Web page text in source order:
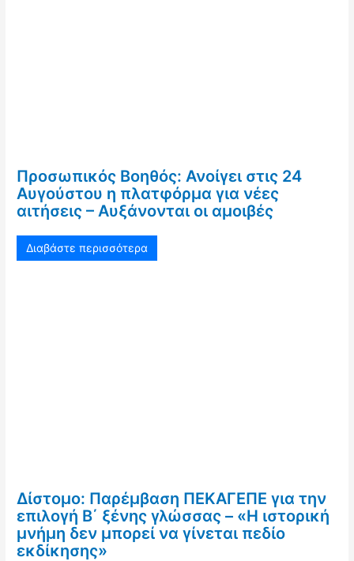
Προσωπικός Βοηθός: Ανοίγει στις 24
Αυγούστου η πλατφόρμα για νέες
αιτήσεις – Αυξάνονται οι αμοιβές
Διαβάστε περισσότερα
Δίστομο: Παρέμβαση ΠΕΚΑΓΕΠΕ για την
επιλογή Β΄ ξένης γλώσσας – «Η ιστορική
μνήμη δεν μπορεί να γίνεται πεδίο
εκδίκησης»